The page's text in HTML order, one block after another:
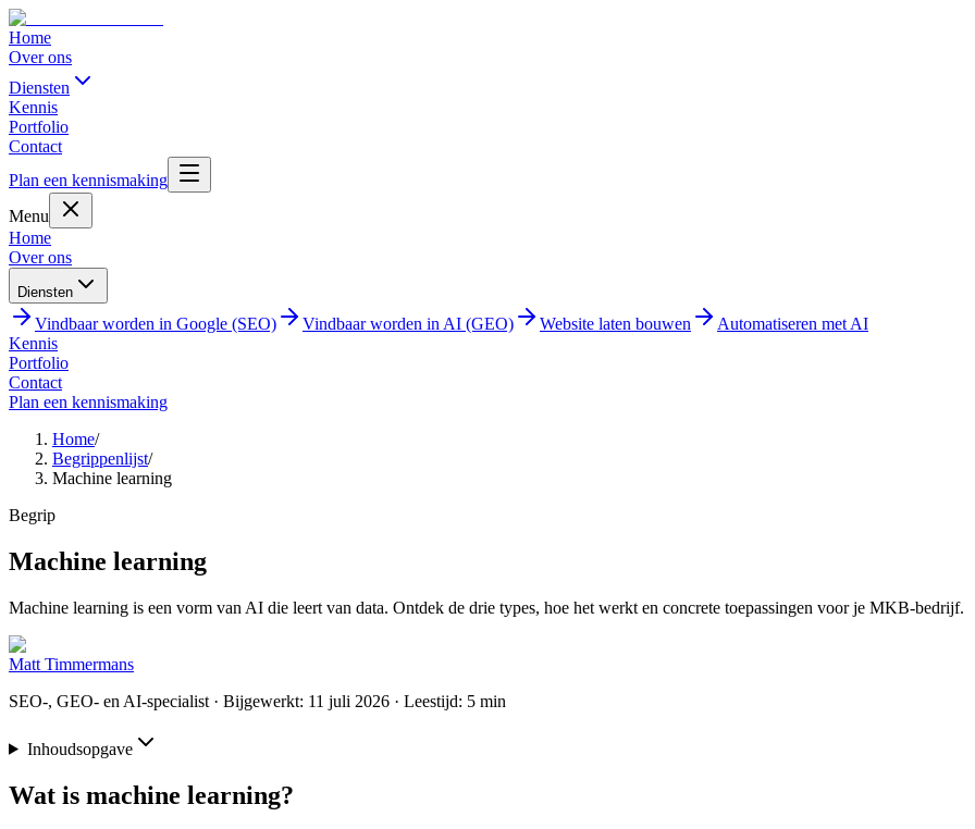
Home
Over ons
Diensten
Kennis
Portfolio
Contact
Plan een kennismaking
Menu
Home
Over ons
Diensten
Vindbaar worden in Google (SEO) Vindbaar worden in AI (GEO) Website laten bouwen
Automatiseren met AI
Kennis
Portfolio
Contact
Plan een kennismaking
Home/
Begrippenlijst/
Machine learning
Begrip
Machine learning
Machine learning is een vorm van AI die leert van data. Ontdek de drie types, hoe het werkt en concrete toepassingen voor je MKB-bedrijf.
Matt Timmermans
SEO-, GEO- en AI-specialist · Bijgewerkt: 11 juli 2026 · Leestijd: 5 min
Inhoudsopgave
Wat is machine learning?